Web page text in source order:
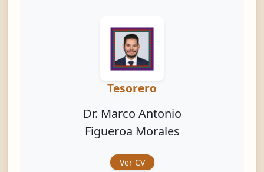
Tesorero
Dr. Marco Antonio
Figueroa Morales
Ver CV